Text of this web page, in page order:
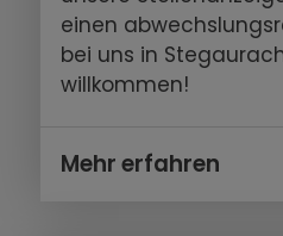
einen
bei uns in
willkommen!
Mehr erfahren